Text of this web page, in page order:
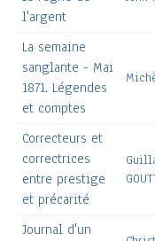
l'argent
La semaine
sanglante - Mai
1871. Légendes
et comptes
Correcteurs et
correctrices
entre prestige
et précarité
Journal d'un